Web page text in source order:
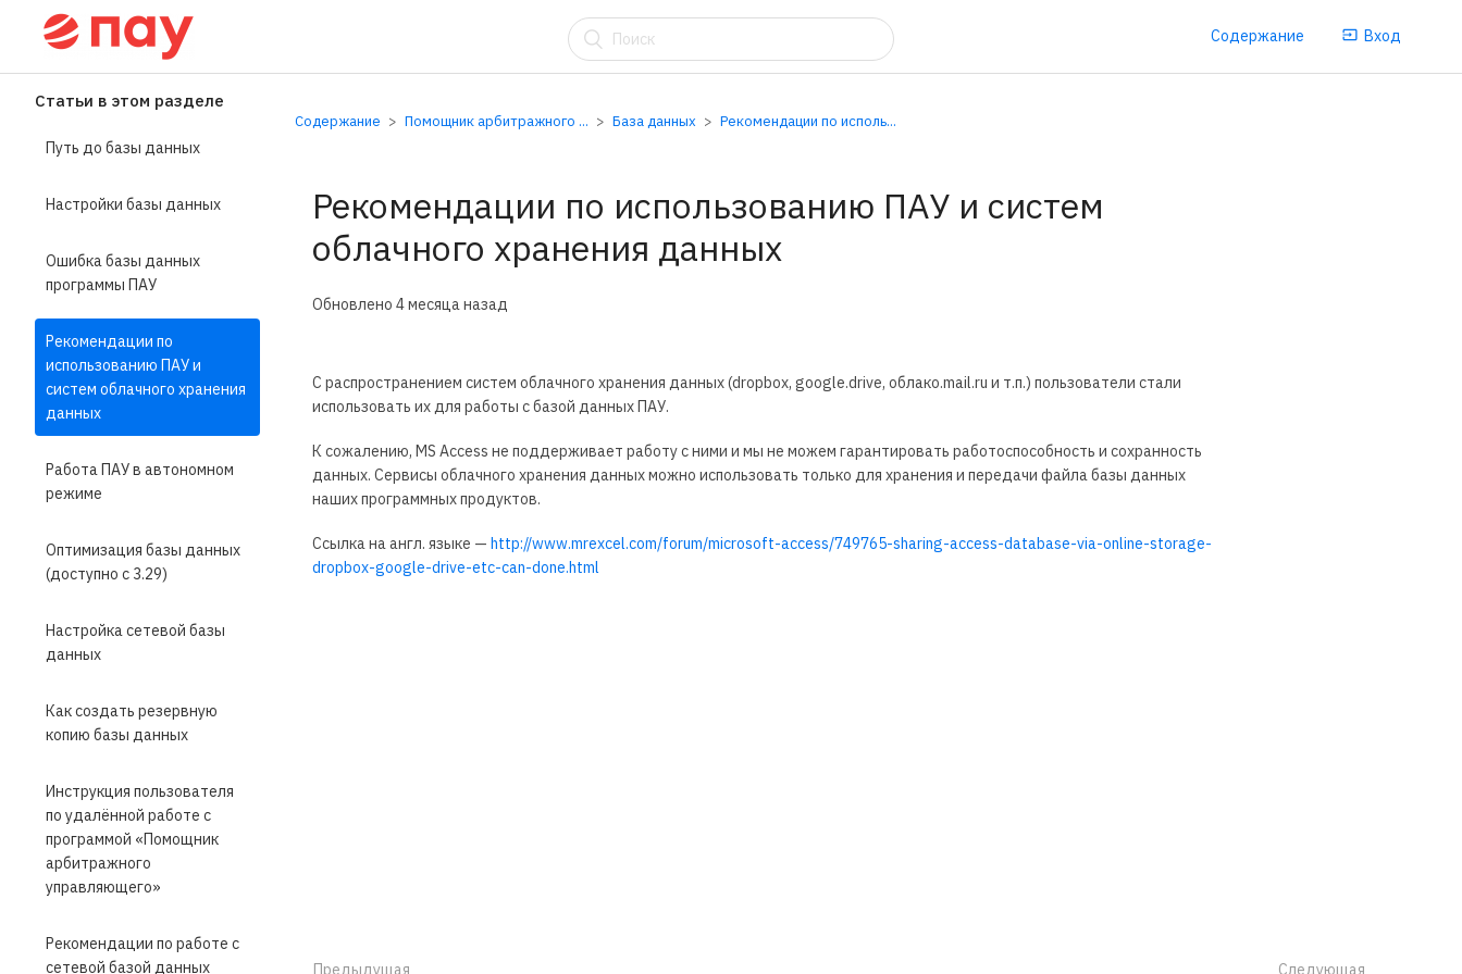
Содержание Вход
Статьи в этом разделе
Путь до базы данных
Настройки базы данных
Ошибка базы данных
программы ПАУ
Рекомендации по
использованию ПАУ и
систем облачного хранения
данных
Работа ПАУ в автономном
режиме
Оптимизация базы данных
(доступно с 3.29)
Настройка сетевой базы
данных
Как создать резервную
копию базы данных
Инструкция пользователя
по удалённой работе с
программой «Помощник
арбитражного
управляющего»
Рекомендации по работе с
сетевой базой данных
Содержание Помощник арбитражного ... База данных Рекомендации по исполь...
Рекомендации по использованию ПАУ и систем
облачного хранения данных
Обновлено 4 месяца назад
С распространением систем облачного хранения данных (dropbox, google.drive, облако.mail.ru и т.п.) пользователи стали
использовать их для работы с базой данных ПАУ.
К сожалению, MS Access не поддерживает работу с ними и мы не можем гарантировать работоспособность и сохранность
данных. Сервисы облачного хранения данных можно использовать только для хранения и передачи файла базы данных
наших программных продуктов.
Cсылка на англ. языке — http://www.mrexcel.com/forum/microsoft-access/749765-sharing-access-database-via-online-storage-
dropbox-google-drive-etc-can-done.html
Предыдущая Следующая